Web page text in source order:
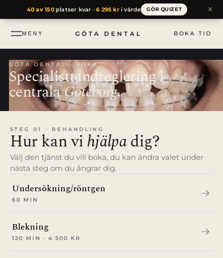
MENY GÖTA DENTAL BOKA TID
GÖTA DENTAL · BOKA
Specialist­tand­reglering i
centralaGöteborg.
STEG 01 · BEHANDLING
Hur kan vihjälpadig?
Välj den tjänst du vill boka, du kan ändra valet under
nästa steg om du ångrar dig.
Undersökning/röntgen
60 MIN
Blekning
120 MIN · 4 500 KR
40 av 150platser kvar ·6 295 kri värde GÖR QUIZET ×